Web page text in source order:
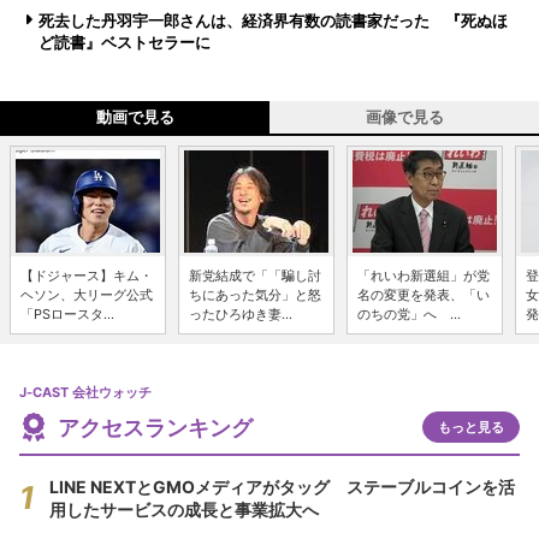
死去した丹羽宇一郎さんは、経済界有数の読書家だった 『死ぬほ
ど読書』ベストセラーに
動画で見る 画像で見る
【ドジャース】キム・
ヘソン、大リーグ公式
「PSロースタ...
新党結成で「「騙し討
ちにあった気分」と怒
ったひろゆき妻...
「れいわ新選組」が党
名の変更を発表、「い
のちの党」へ ...
J-CAST 会社ウォッチ
アクセスランキング もっと見る
LINE NEXTとGMOメディアがタッグ ステーブルコインを活
用したサービスの成長と事業拡大へ